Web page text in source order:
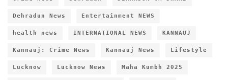
Dehradun News Entertainment NEWS
health news INTERNATIONAL NEWS KANNAUJ
Kannauj: Crime News Kannauj News Lifestyle
Lucknow Lucknow News Maha Kumbh 2025